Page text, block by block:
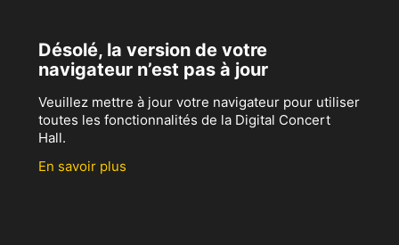
Désolé, la version de votre
navigateur n’est pas à jour
Veuillez mettre à jour votre navigateur pour utiliser
toutes les fonctionnalités de la Digital Concert
Hall.
En savoir plus